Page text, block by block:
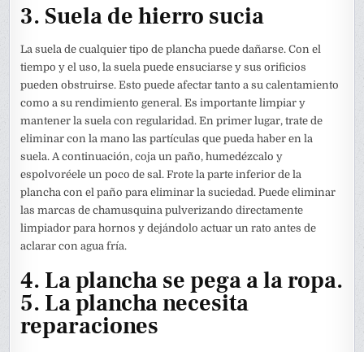
3. Suela de hierro sucia
La suela de cualquier tipo de plancha puede dañarse. Con el
tiempo y el uso, la suela puede ensuciarse y sus orificios
pueden obstruirse. Esto puede afectar tanto a su calentamiento
como a su rendimiento general. Es importante limpiar y
mantener la suela con regularidad. En primer lugar, trate de
eliminar con la mano las partículas que pueda haber en la
suela. A continuación, coja un paño, humedézcalo y
espolvoréele un poco de sal. Frote la parte inferior de la
plancha con el paño para eliminar la suciedad. Puede eliminar
las marcas de chamusquina pulverizando directamente
limpiador para hornos y dejándolo actuar un rato antes de
aclarar con agua fría.
4. La plancha se pega a la ropa.
5. La plancha necesita
reparaciones